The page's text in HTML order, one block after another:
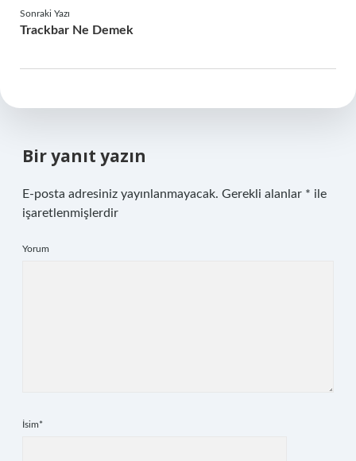
Sonraki Yazı
Trackbar Ne Demek
Bir yanıt yazın
E-posta adresiniz yayınlanmayacak. Gerekli alanlar * ile
işaretlenmişlerdir
Yorum
İsim*